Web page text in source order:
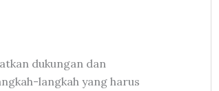
dukungan dan
langkah yang harus